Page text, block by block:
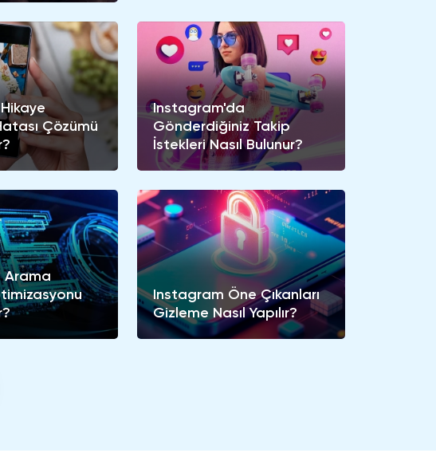
Çözümü
Instagram'da
Gönderdiğiniz Takip
İstekleri Nasıl Bulunur?
Arama
Instagram Öne Çıkanları
Gizleme Nasıl Yapılır?